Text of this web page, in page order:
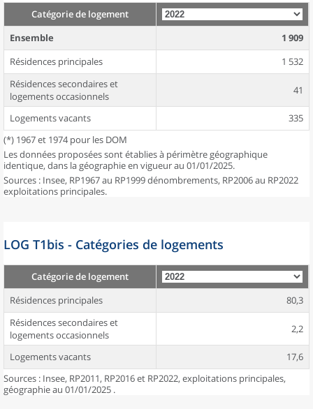
Catégorie de logement
Ensemble
1 909
Résidences principales
1 532
Résidences secondaires et
logements occasionnels
41
Logements vacants
335
(*) 1967 et 1974 pour les DOM
Les données proposées sont établies à périmètre géographique
identique, dans la géographie en vigueur au 01/01/2025.
Sources : Insee, RP1967 au RP1999 dénombrements, RP2006 au RP2022
exploitations principales.
LOG T1bis - Catégories de logements
Catégorie de logement
Résidences principales
80,3
Résidences secondaires et
logements occasionnels
2,2
Logements vacants
17,6
Sources : Insee, RP2011, RP2016 et RP2022, exploitations principales,
géographie au 01/01/2025 .